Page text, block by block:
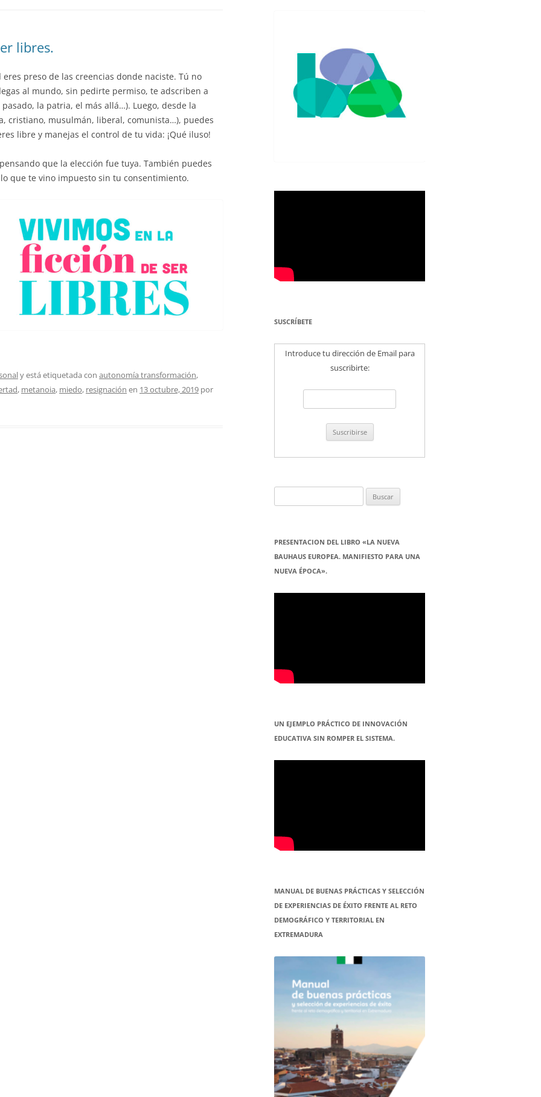
NUEVOS EMPRENDEDORES EN TU
PAÍS
GESTIÓN DEL CONOCIMIENTO EN
LAS ADMINITRACIONES PÚBLICAS
UN NUEVO ENTENDIMIENTO DEL
libres.
preso de las creencias donde naciste. Tú no
al mundo, sin pedirte permiso, te adscriben a
la patria, el más allá…). Luego, desde la
cristiano, musulmán, liberal, comunista…), puedes
libre y manejas el control de tu vida: ¡Qué iluso!
que la elección fue tuya. También puedes
que te vino impuesto sin tu consentimiento.
y está etiquetada con autonomía transformación,
, metanoia, miedo, resignación en 13 octubre, 2019 por
SUSCRÍBETE
Introduce tu dirección de Email para
suscribirte:
PRESENTACION DEL LIBRO «LA NUEVA
BAUHAUS EUROPEA. MANIFIESTO PARA UNA
NUEVA ÉPOCA».
UN EJEMPLO PRÁCTICO DE INNOVACIÓN
EDUCATIVA SIN ROMPER EL SISTEMA.
MANUAL DE BUENAS PRÁCTICAS Y SELECCIÓN
DE EXPERIENCIAS DE ÉXITO FRENTE AL RETO
DEMOGRÁFICO Y TERRITORIAL EN
EXTREMADURA